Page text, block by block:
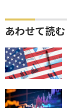
あわせて読む